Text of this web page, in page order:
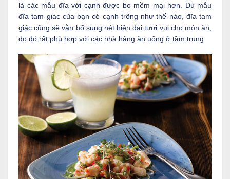
là các mẫu đĩa với cạnh được bo mềm mại hơn. Dù mẫu
đĩa tam giác của bạn có cạnh trông như thế nào, đĩa tam
giác cũng sẽ vẫn bổ sung nét hiện đại tươi vui cho món ăn,
do đó rất phù hợp với các nhà hàng ăn uống ở tầm trung.